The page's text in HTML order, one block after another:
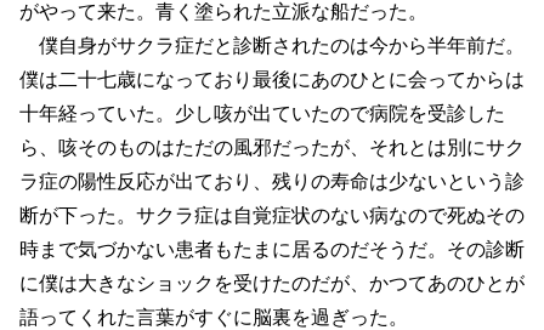
がやって来た。青く塗られた立派な船だった。
僕自身がサクラ症だと診断されたのは今から半年前だ。
僕は二十七歳になっており最後にあのひとに会ってからは
十年経っていた。少し咳が出ていたので病院を受診した
ら、咳そのものはただの風邪だったが、それとは別にサク
ラ症の陽性反応が出ており、残りの寿命は少ないという診
断が下った。サクラ症は自覚症状のない病なので死ぬその
時まで気づかない患者もたまに居るのだそうだ。その診断
に僕は大きなショックを受けたのだが、かつてあのひとが
語ってくれた言葉がすぐに脳裏を過ぎった。